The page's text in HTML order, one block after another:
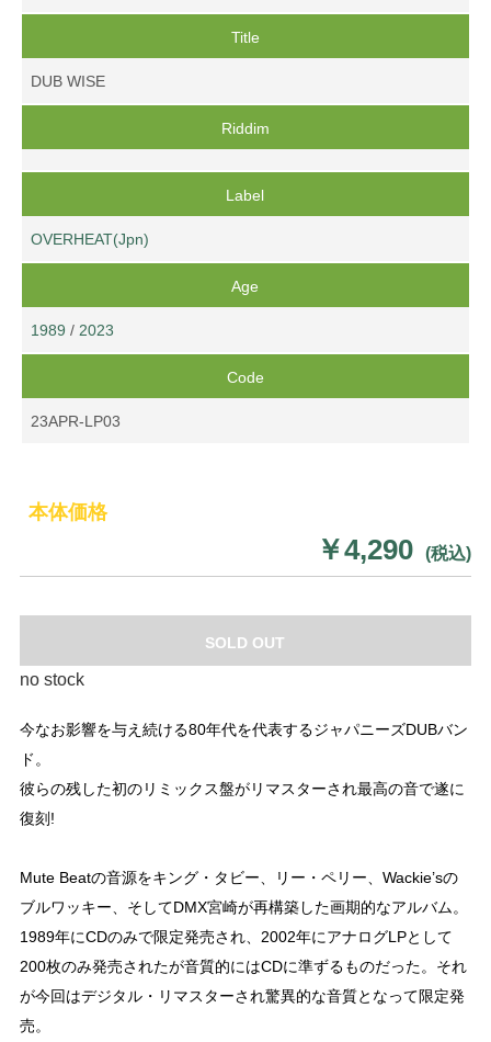
Title
DUB WISE
Riddim
Label
OVERHEAT(Jpn)
Age
1989 / 2023
Code
23APR-LP03
本体価格
￥4,290 (税込)
SOLD OUT
no stock
今なお影響を与え続ける80年代を代表するジャパニーズDUBバン
ド。
彼らの残した初のリミックス盤がリマスターされ最高の音で遂に
復刻!
Mute Beatの音源をキング・タビー、リー・ペリー、Wackie’sの
ブルワッキー、そしてDMX宮崎が再構築した画期的なアルバム。
1989年にCDのみで限定発売され、2002年にアナログLPとして
200枚のみ発売されたが音質的にはCDに準ずるものだった。それ
が今回はデジタル・リマスターされ驚異的な音質となって限定発
売。